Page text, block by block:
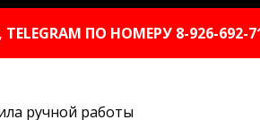
ПО НОМЕРУ 8-926-692-
ручной работы